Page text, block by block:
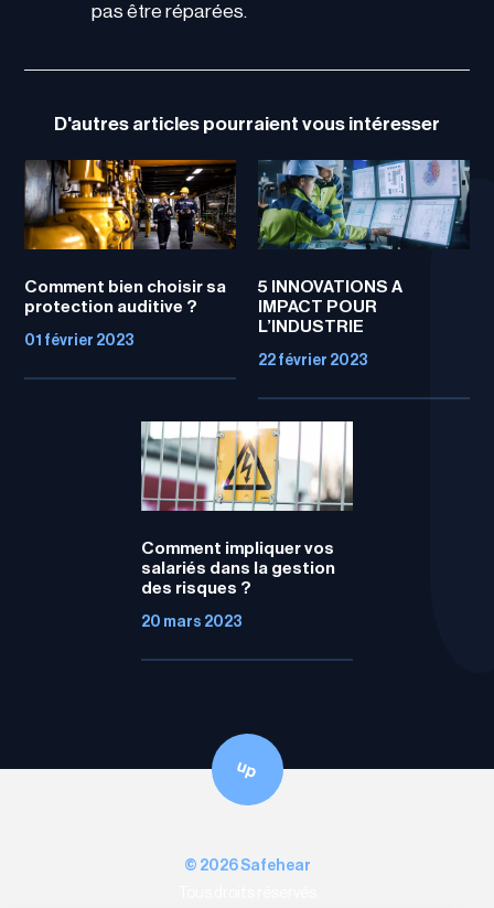
pas être réparées.
D'autres articles pourraient vous intéresser
Comment bien choisir sa
protection auditive ?
01 février 2023
5 INNOVATIONS A
IMPACT POUR
L’INDUSTRIE
22 février 2023
Comment impliquer vos
salariés dans la gestion
des risques ?
20 mars 2023
© 2026 Safehear
up